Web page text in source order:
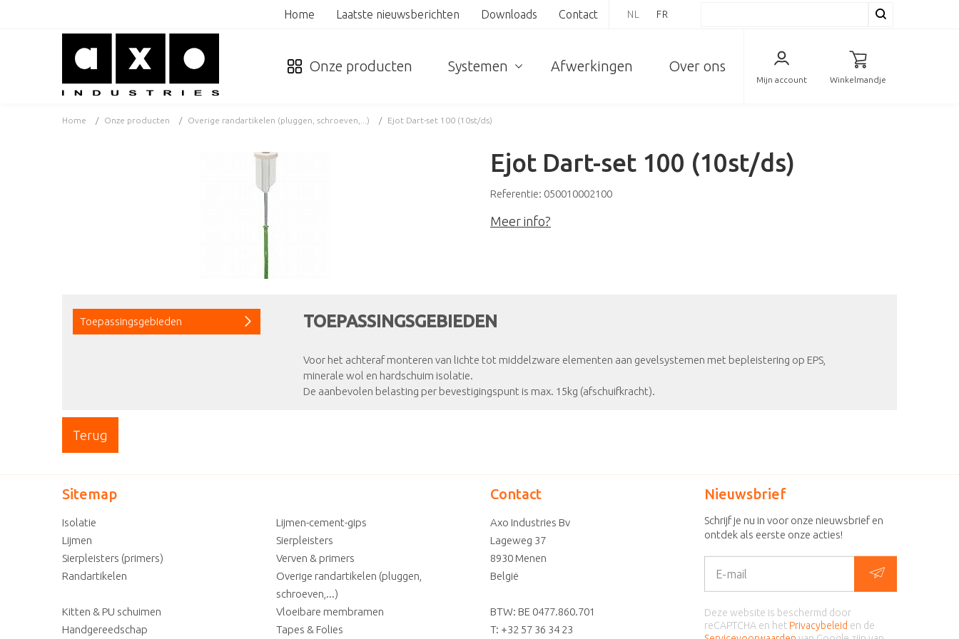
Home Laatste nieuwsberichten Downloads Contact NL FR
Onze producten Systemen Afwerkingen Over ons
Mijn account Winkelmandje
Home Onze producten Overige randartikelen (pluggen, schroeven,...) Ejot Dart-set 100 (10st/ds)
Ejot Dart-set 100 (10st/ds)
Referentie: 050010002100
Meer info?
Toepassingsgebieden TOEPASSINGSGEBIEDEN
Voor het achteraf monteren van lichte tot middelzware elementen aan gevelsystemen met bepleistering op EPS,
minerale wol en hardschuim isolatie.
De aanbevolen belasting per bevestigingspunt is max. 15kg (afschuifkracht).
Terug
Sitemap
Isolatie
Lijmen-cement-gips
Lijmen
Sierpleisters
Sierpleisters (primers)
Verven & primers
Randartikelen
Overige randartikelen (pluggen,
schroeven,...)
Kitten & PU schuimen
Vloeibare membramen
Handgereedschap
Tapes & Folies
Contact
Axo Industries Bv
Lageweg 37
8930 Menen
België
BTW: BE 0477.860.701
T: +32 57 36 34 23
Nieuwsbrief
Schrijf je nu in voor onze nieuwsbrief en
ontdek als eerste onze acties!
Deze website is beschermd door
reCAPTCHA en het Privacybeleid en de